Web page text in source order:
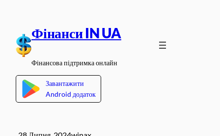
вмісту
Фінанси IN UA
Фінансова підтримка онлайн
Завантажити
Android додаток